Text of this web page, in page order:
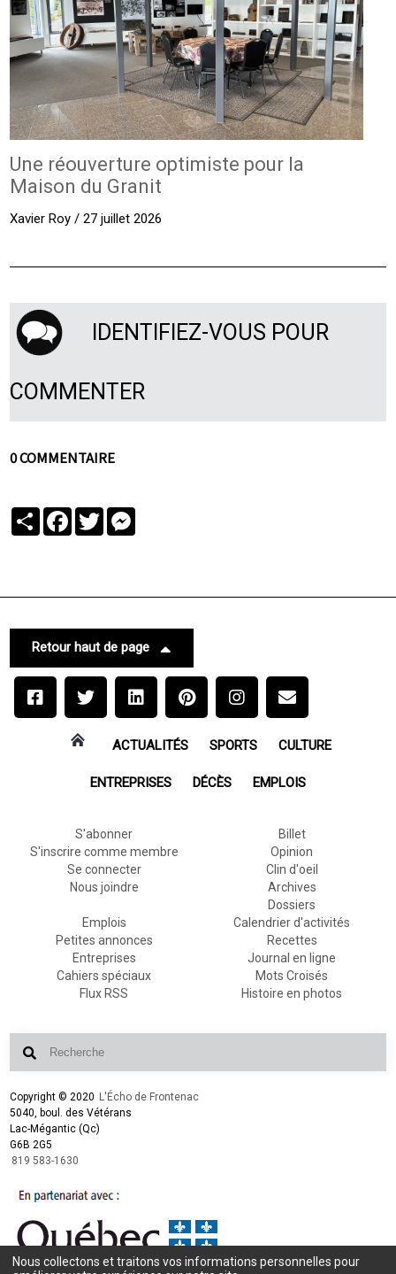
Une réouverture optimiste pour la
Maison du Granit
Xavier Roy / 27 juillet 2026
IDENTIFIEZ-VOUS POUR
COMMENTER
0 COMMENTAIRE
PartagerFacebook
Twitter
Retour haut de page
ACTUALITÉS SPORTS CULTURE
ENTREPRISES DÉCÈS EMPLOIS
S'abonner
S'inscrire comme membre
Se connecter
Nous joindre
Billet
Opinion
Clin d'oeil
Archives
Dossiers
Emplois
Petites annonces
Entreprises
Cahiers spéciaux
Flux RSS
Calendrier d'activités
Recettes
Journal en ligne
Mots Croisés
Histoire en photos
Copyright © 2020 L'Écho de Frontenac
5040, boul. des Vétérans
Lac-Mégantic (Qc)
G6B 2G5
819 583-1630
Nous collectons et traitons vos informations personnelles pour